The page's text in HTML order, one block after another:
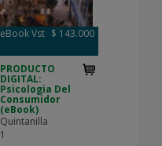
eBook Vst $ 143.000
PRODUCTO
DIGITAL:
Psicologia Del
Consumidor
(eBook)
Quintanilla
1